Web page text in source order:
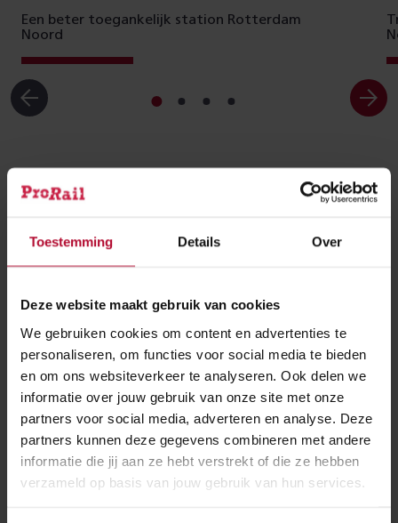
Toestemming Details Over
Deze website maakt gebruik van cookies
We gebruiken cookies om content en advertenties te
personaliseren, om functies voor social media te bieden
en om ons websiteverkeer te analyseren. Ook delen we
informatie over jouw gebruik van onze site met onze
partners voor social media, adverteren en analyse. Deze
partners kunnen deze gegevens combineren met andere
informatie die jij aan ze hebt verstrekt of die ze hebben
verzameld op basis van jouw gebruik van hun services.
Een beter toegankelijk station Rotterdam
Noord
Ga
Ga
Ga
Ga
gemeente, NS, de eigenaar van het café op het
station en omwonenden uit te nodigen voor een
opening. Op deze wijze willen wij iedereen bedanken
voor de inzet en het geduld in de afgelopen jaren.
Kijk ook eens bij